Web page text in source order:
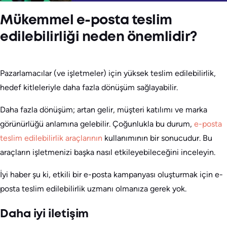
Mükemmel e-posta teslim
edilebilirliği neden önemlidir?
Pazarlamacılar (ve işletmeler) için yüksek teslim edilebilirlik,
hedef kitleleriyle daha fazla dönüşüm sağlayabilir.
Daha fazla dönüşüm; artan gelir, müşteri katılımı ve marka
görünürlüğü anlamına gelebilir. Çoğunlukla bu durum, e-posta
teslim edilebilirlik araçlarının kullanımının bir sonucudur. Bu
araçların işletmenizi başka nasıl etkileyebileceğini inceleyin.
İyi haber şu ki, etkili bir e-posta kampanyası oluşturmak için e-
posta teslim edilebilirlik uzmanı olmanıza gerek yok.
Daha iyi iletişim